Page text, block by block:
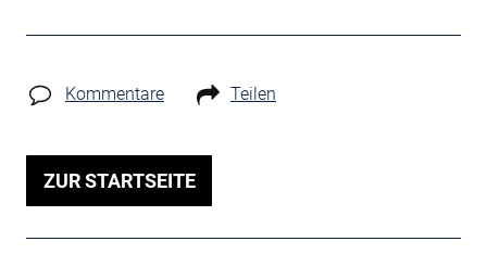
Kommentare Teilen
ZUR STARTSEITE